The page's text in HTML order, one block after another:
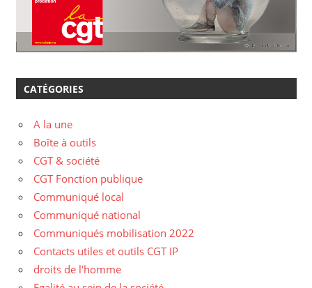
CATÉGORIES
A la une
Boîte à outils
CGT & société
CGT Fonction publique
Communiqué local
Communiqué national
Communiqués mobilisation 2022
Contacts utiles et outils CGT IP
droits de l'homme